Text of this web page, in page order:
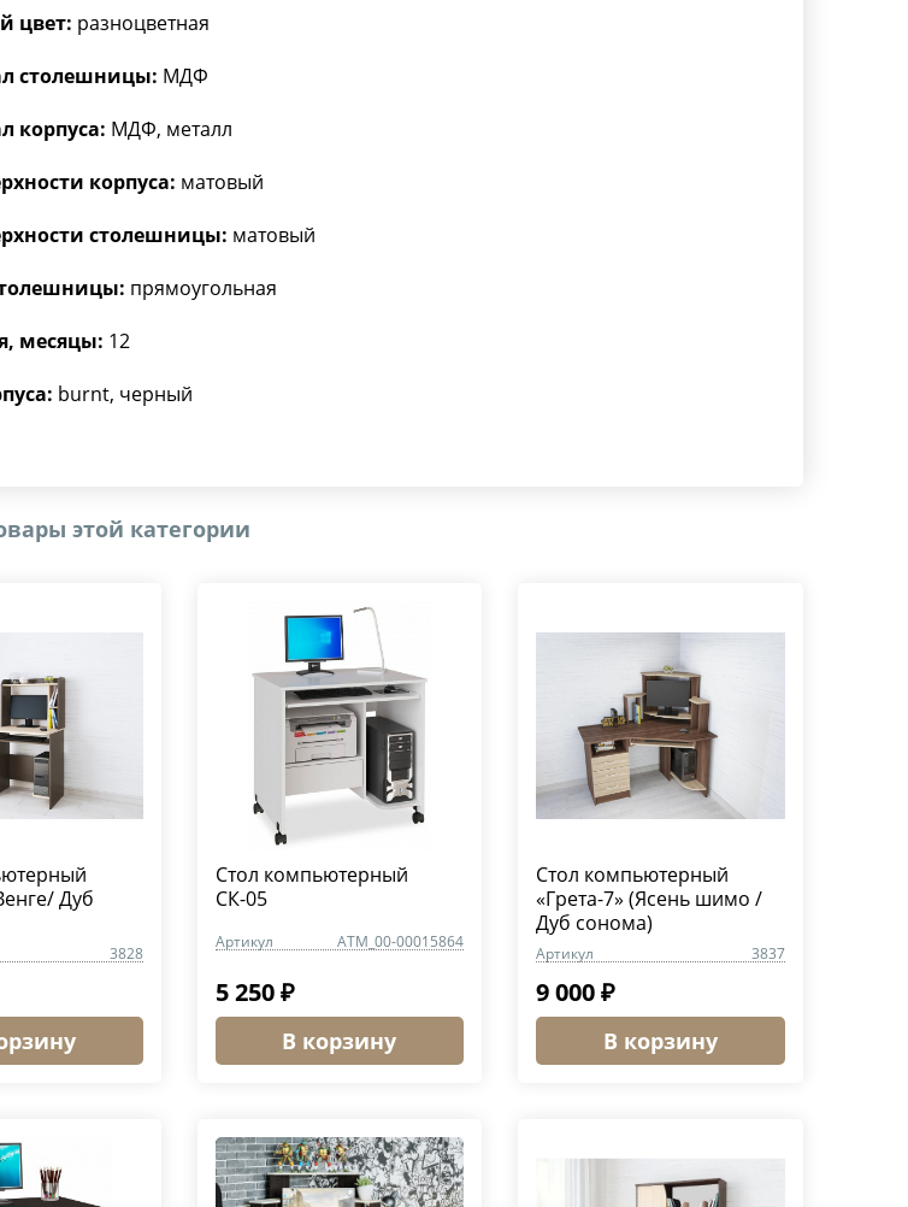
цвет: разноцветная
столешницы: МДФ
корпуса: МДФ, металл
корпуса: матовый
столешницы: матовый
прямоугольная
месяцы: 12
burnt, черный
этой категории
Дуб
3828
Стол компьютерный
СК-05
Артикул ATM_00-00015864
5 250 ₽
В корзину
Стол компьютерный
«Грета-7» (Ясень шимо /
Дуб сонома)
Артикул 3837
9 000 ₽
В корзину